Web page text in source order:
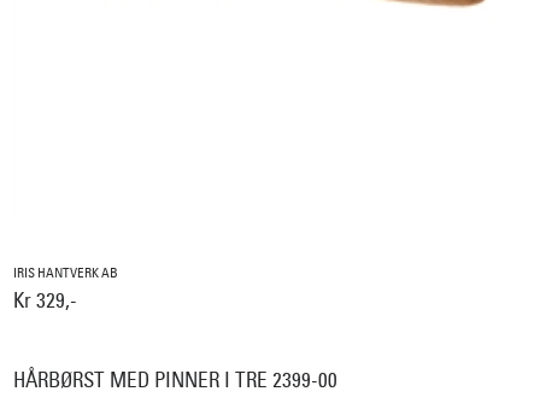
IRIS HANTVERK AB
Kr 329,-
HÅRBØRST MED PINNER I TRE 2399-00